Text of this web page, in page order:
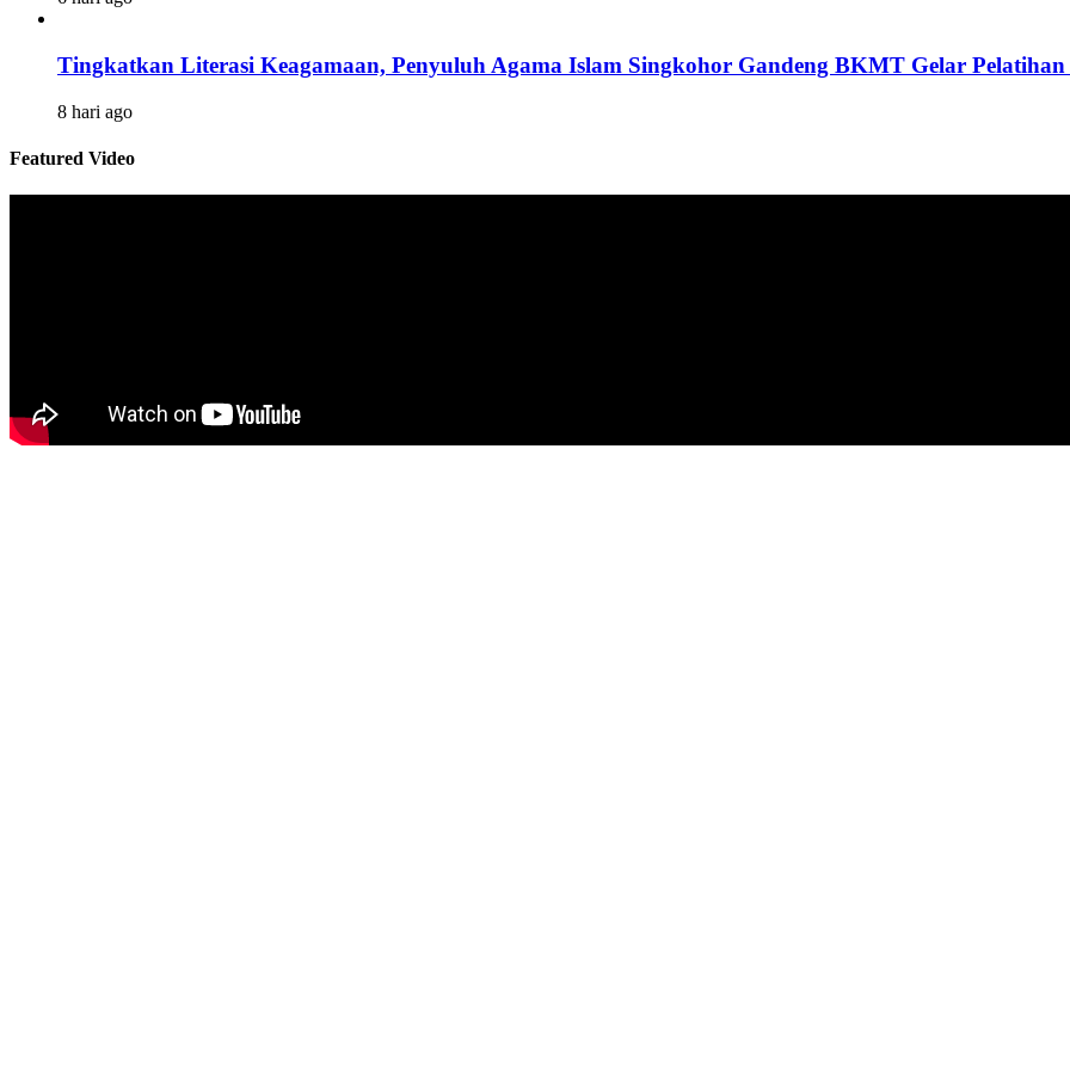
Tingkatkan Literasi Keagamaan, Penyuluh Agama Islam Singkohor Gandeng BKMT Gelar Pelatihan
8 hari ago
Featured Video